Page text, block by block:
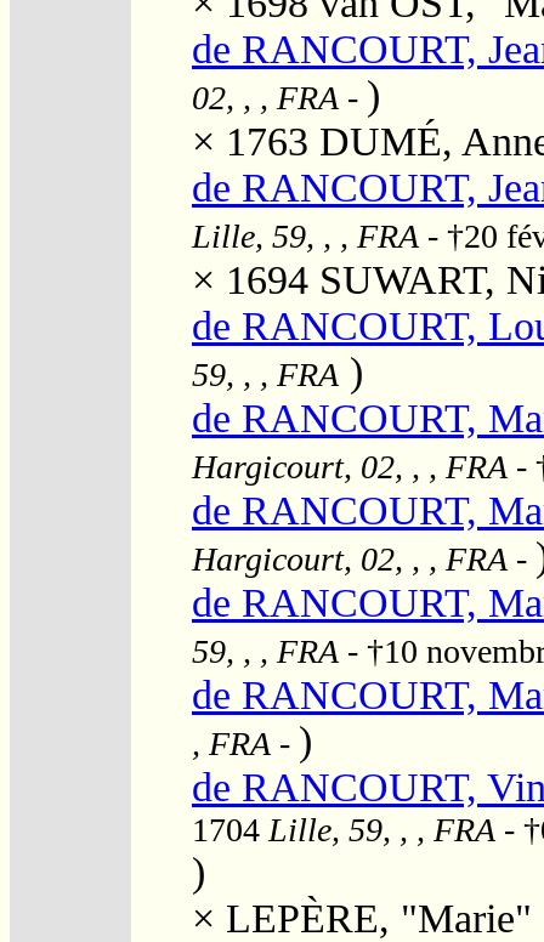
de RANCOURT,
02, , , FRA - )
× 1763 DUMÉ,
de RANCOURT,
Lille, 59, , , FRA - †20
× 1694 SUWART,
de RANCOURT,
59, , , FRA )
de RANCOURT,
Hargicourt, 02, , , FRA -
de RANCOURT,
Hargicourt, 02, , , FRA -
de RANCOURT,
59, , , FRA - †10
de RANCOURT,
, FRA - )
de RANCOURT,
1704 Lille, 59, , , FRA -
)
× LEPÈRE, "Marie"